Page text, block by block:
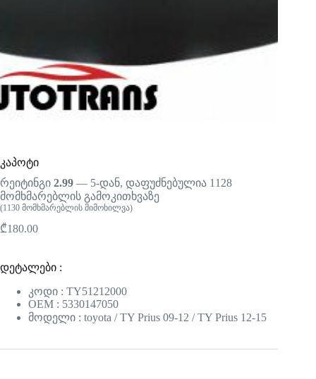
კაპოტი
რეიტინგი 2.99 — 5-დან, დაფუძნებულია 1128
მომხმარებლის გამოკითხვაზე
(1130 მომხმარებლის მიმოხილვა)
₾180.00
დეტალები :
კოდი : TY51212000
OEM : 5330147050
მოდელი : toyota / TY Prius 09-12 / TY Prius 12-15